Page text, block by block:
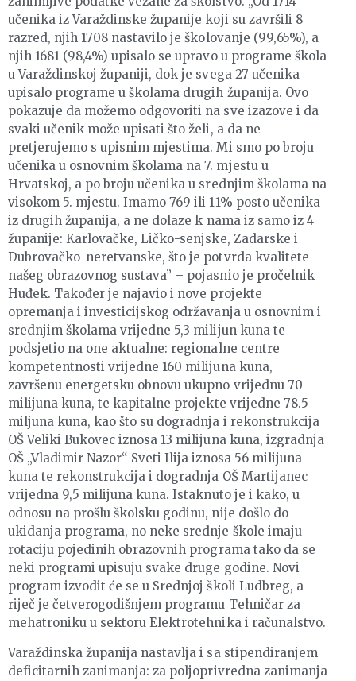
učenika iz Varaždinske županije koji su završili 8
razred, njih 1708 nastavilo je školovanje (99,65%), a
njih 1681 (98,4%) upisalo se upravo u programe škola
u Varaždinskoj županiji, dok je svega 27 učenika
upisalo programe u školama drugih županija. Ovo
pokazuje da možemo odgovoriti na sve izazove i da
svaki učenik može upisati što želi, a da ne
pretjerujemo s upisnim mjestima. Mi smo po broju
učenika u osnovnim školama na 7. mjestu u
Hrvatskoj, a po broju učenika u srednjim školama na
visokom 5. mjestu. Imamo 769 ili 11% posto učenika
iz drugih županija, a ne dolaze k nama iz samo iz 4
županije: Karlovačke, Ličko-senjske, Zadarske i
Dubrovačko-neretvanske, što je potvrda kvalitete
našeg obrazovnog sustava” – pojasnio je pročelnik
Huđek. Također je najavio i nove projekte
opremanja i investicijskog održavanja u osnovnim i
srednjim školama vrijedne 5,3 milijun kuna te
podsjetio na one aktualne: regionalne centre
kompetentnosti vrijedne 160 milijuna kuna,
završenu energetsku obnovu ukupno vrijednu 70
milijuna kuna, te kapitalne projekte vrijedne 78.5
miljuna kuna, kao što su dogradnja i rekonstrukcija
OŠ Veliki Bukovec iznosa 13 milijuna kuna, izgradnja
OŠ „Vladimir Nazor“ Sveti Ilija iznosa 56 milijuna
kuna te rekonstrukcija i dogradnja OŠ Martijanec
vrijedna 9,5 milijuna kuna. Istaknuto je i kako, u
odnosu na prošlu školsku godinu, nije došlo do
ukidanja programa, no neke srednje škole imaju
rotaciju pojedinih obrazovnih programa tako da se
neki programi upisuju svake druge godine. Novi
program izvodit će se u Srednjoj školi Ludbreg, a
riječ je četverogodišnjem programu Tehničar za
mehatroniku u sektoru Elektrotehnika i računalstvo.
Varaždinska županija nastavlja i sa stipendiranjem
deficitarnih zanimanja: za poljoprivredna zanimanja